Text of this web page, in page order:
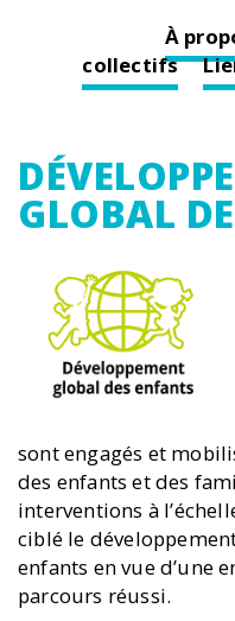
À
collectifs
GLOBAL
sont engagés et
des enfants et des
interventions à
ciblé le
enfants en vue d’une
parcours réussi.